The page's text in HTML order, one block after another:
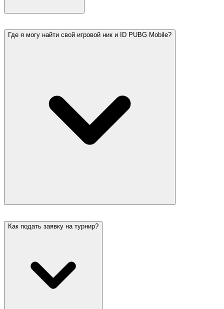
Где я могу найти свой игровой ник и ID PUBG Mobile?
Как подать заявку на турнир?